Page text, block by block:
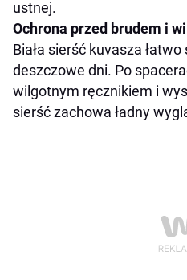
ustnej.
Ochrona przed brudem i
Biała sierść kuvasza
deszczowe dni. Po
wilgotnym ręcznikiem i
sierść zachowa ładny